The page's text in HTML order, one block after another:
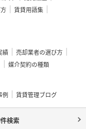
賃貸用語集
績
売却業者の選び方
媒介契約の種類
例 賃貸管理ブログ
検索